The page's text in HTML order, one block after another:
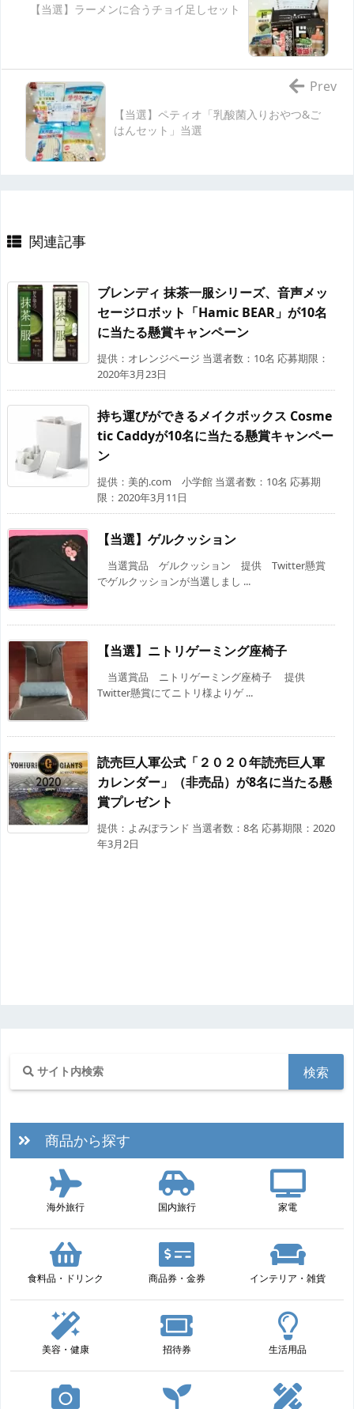
【当選】ラーメンに合うチョイ足しセット
【当選】ペティオ「乳酸菌入りおやつ&ご
はんセット」当選
Prev
関連記事
ブレンディ 抹茶一服シリーズ、音声メッ
セージロボット「Hamic BEAR」が10名
に当たる懸賞キャンペーン
提供：オレンジページ 当選者数：10名 応募期限：
2020年3月23日
持ち運びができるメイクボックス Cosme
tic Caddyが10名に当たる懸賞キャンペー
ン
提供：美的.com 小学館 当選者数：10名 応募期
限：2020年3月11日
【当選】ゲルクッション
当選賞品 ゲルクッション 提供 Twitter懸賞
でゲルクッションが当選しまし ...
【当選】ニトリゲーミング座椅子
当選賞品 ニトリゲーミング座椅子 提供
Twitter懸賞にてニトリ様よりゲ ...
読売巨人軍公式「２０２０年読売巨人軍
カレンダー」（非売品）が8名に当たる懸
賞プレゼント
提供：よみぽランド 当選者数：8名 応募期限：2020
年3月2日
商品から探す
海外旅行 国内旅行 家電
食料品・ドリンク 商品券・金券 インテリア・雑貨
美容・健康 招待券 生活用品